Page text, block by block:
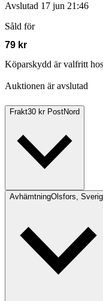
Avslutad 17 jun 21:46
Såld för
79 kr
Köparskydd är valfritt
Auktionen är avslutad
Frakt30 kr PostNord
AvhämtningOlsfors,